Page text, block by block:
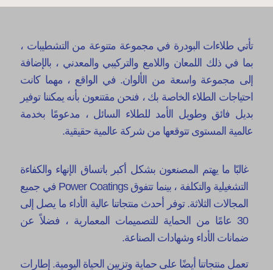
غالبًا ما يهتم المصنعون بشكل أكبر باتساق الإنهاء والكفاءة
التشغيلية والتكلفة ، بينما تتفوق Power Coatings في جميع
المجالات الثلاثة. توفر أحدث منتجاتنا عالية الأداء ما يصل إلى
30 عامًا من الحماية للتصميمات المعمارية ، فضلاً عن
ضمانات الأداء وشهادات الصناعة.
تعمل منتجاتنا أيضًا على حماية وتزيين الحياة اليومية. إطارات
تأتي طلاءات البودرة في مجموعة متنوعة من التشطيبات ،
بما في ذلك اللمعان واللامع والتركيبي والمعدني ، بالإضافة
إلى مجموعة واسعة من الألوان. في الواقع ، مهما كانت
احتياجات الطلاء الخاصة بك ، فنحن مقتنعون بأنه يمكننا توفير
بديل فائق وطويل الأمد للطلاء السائل ، مدعومًا بخدمة
عالمية المستوى تتوقعها من شركة عالمية حقيقية.